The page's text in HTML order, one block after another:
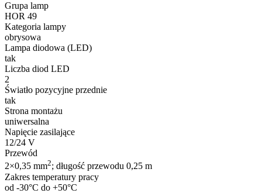
Grupa lamp
HOR 49
Kategoria lampy
obrysowa
Lampa diodowa (LED)
tak
Liczba diod LED
2
Światło pozycyjne przednie
tak
Strona montażu
uniwersalna
Napięcie zasilające
12/24 V
Przewód
2×0,35 mm2; długość przewodu 0,25 m
Zakres temperatury pracy
od -30°C do +50°C